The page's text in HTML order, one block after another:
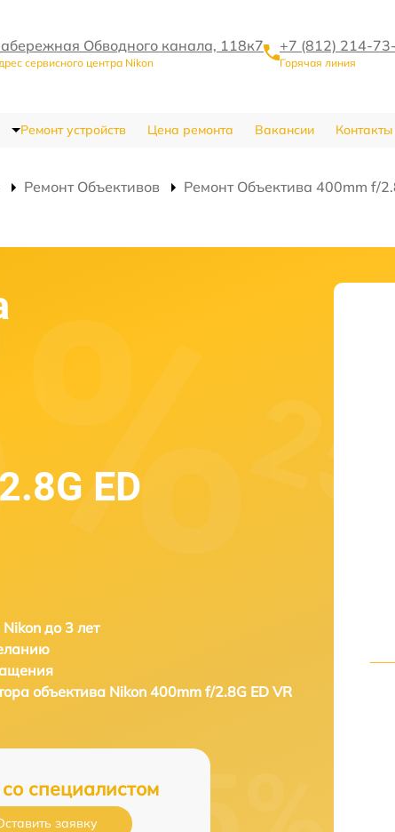
Обводного канала, 118к7
сервисного центра Nikon
+7 (812) 214-
Горячая линия
Ремонт устройств Цена ремонта Вакансии Контакты
Ремонт Объективов
Ремонт Объектива 400mm f/
ED
до 3 лет
объектива Nikon 400mm f/2.8G ED VR
специалистом
заявку